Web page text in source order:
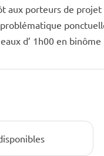
aux porteurs de
d’ 1h00 en binôme